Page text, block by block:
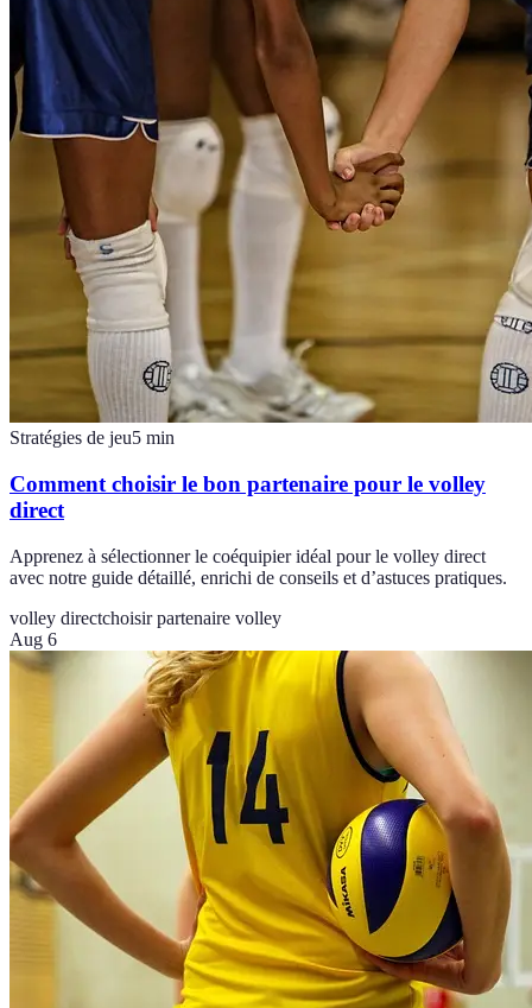
Stratégies de jeu5 min
Comment choisir le bon partenaire pour le volley
direct
Apprenez à sélectionner le coéquipier idéal pour le volley direct
avec notre guide détaillé, enrichi de conseils et d’astuces pratiques.
volley directchoisir partenaire volley
Aug 6